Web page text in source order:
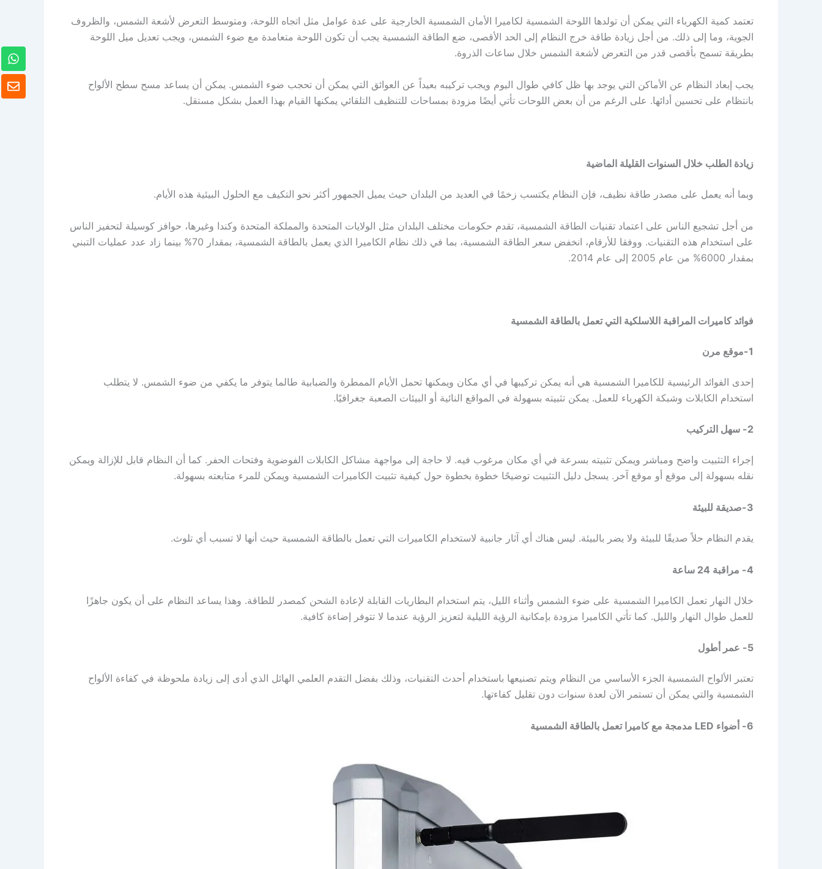
تعتمد كمية الكهرباء التي يمكن أن تولدها اللوحة الشمسية لكاميرا الأمان الشمسية الخارجية على عدة عوامل مثل اتجاه اللوحة، ومتوسط التعرض لأشعة الشمس، والظروف
الجوية، وما إلى ذلك. من أجل زيادة طاقة خرج النظام إلى الحد الأقصى، ضع الطاقة الشمسية يجب أن تكون اللوحة متعامدة مع ضوء الشمس، ويجب تعديل ميل اللوحة
بطريقة تسمح بأقصى قدر من التعرض لأشعة الشمس خلال ساعات الذروة.
يجب إبعاد النظام عن الأماكن التي يوجد بها ظل كافي طوال اليوم ويجب تركيبه بعيداً عن العوائق التي يمكن أن تحجب ضوء الشمس. يمكن أن يساعد مسح سطح الألواح
بانتظام على تحسين أدائها. على الرغم من أن بعض اللوحات تأتي أيضًا مزودة بمساحات للتنظيف التلقائي يمكنها القيام بهذا العمل بشكل مستقل.
زيادة الطلب خلال السنوات القليلة الماضية
وبما أنه يعمل على مصدر طاقة نظيف، فإن النظام يكتسب زخمًا في العديد من البلدان حيث يميل الجمهور أكثر نحو التكيف مع الحلول البيئية هذه الأيام.
من أجل تشجيع الناس على اعتماد تقنيات الطاقة الشمسية، تقدم حكومات مختلف البلدان مثل الولايات المتحدة والمملكة المتحدة وكندا وغيرها، حوافز كوسيلة لتحفيز الناس
على استخدام هذه التقنيات. ووفقا للأرقام، انخفض سعر الطاقة الشمسية، بما في ذلك نظام الكاميرا الذي يعمل بالطاقة الشمسية، بمقدار 70% بينما زاد عدد عمليات التبني
بمقدار 6000% من عام 2005 إلى عام 2014.
فوائد كاميرات المراقبة اللاسلكية التي تعمل بالطاقة الشمسية
1-موقع مرن
إحدى الفوائد الرئيسية للكاميرا الشمسية هي أنه يمكن تركيبها في أي مكان ويمكنها تحمل الأيام الممطرة والضبابية طالما يتوفر ما يكفي من ضوء الشمس. لا يتطلب
استخدام الكابلات وشبكة الكهرباء للعمل. يمكن تثبيته بسهولة في المواقع النائية أو البيئات الصعبة جغرافيًا.
2- سهل التركيب
إجراء التثبيت واضح ومباشر ويمكن تثبيته بسرعة في أي مكان مرغوب فيه. لا حاجة إلى مواجهة مشاكل الكابلات الفوضوية وفتحات الحفر. كما أن النظام قابل للإزالة ويمكن
نقله بسهولة إلى موقع أو موقع آخر. يسجل دليل التثبيت توضيحًا خطوة بخطوة حول كيفية تثبيت الكاميرات الشمسية ويمكن للمرء متابعته بسهولة.
3-صديقة للبيئة
يقدم النظام حلاً صديقًا للبيئة ولا يضر بالبيئة. ليس هناك أي آثار جانبية لاستخدام الكاميرات التي تعمل بالطاقة الشمسية حيث أنها لا تسبب أي تلوث.
4- مراقبة 24 ساعة
خلال النهار تعمل الكاميرا الشمسية على ضوء الشمس وأثناء الليل، يتم استخدام البطاريات القابلة لإعادة الشحن كمصدر للطاقة. وهذا يساعد النظام على أن يكون جاهزًا
للعمل طوال النهار والليل. كما تأتي الكاميرا مزودة بإمكانية الرؤية الليلية لتعزيز الرؤية عندما لا تتوفر إضاءة كافية.
5- عمر أطول
تعتبر الألواح الشمسية الجزء الأساسي من النظام ويتم تصنيعها باستخدام أحدث التقنيات، وذلك بفضل التقدم العلمي الهائل الذي أدى إلى زيادة ملحوظة في كفاءة الألواح
الشمسية والتي يمكن أن تستمر الآن لعدة سنوات دون تقليل كفاءتها.
6- أضواء LED مدمجة مع كاميرا تعمل بالطاقة الشمسية
ظ
ر
و
ا
ت
س
ا